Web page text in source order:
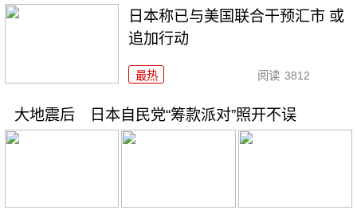
日本称已与美国联合干预汇市 或
追加行动
最热 阅读 3812
大地震后 日本自民党“筹款派对”照开不误